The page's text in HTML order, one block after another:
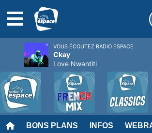
BONS PLANS INFOS
VOUS ÉCOUTEZ RADIO ESPACE
Ckay
Love Nwantiti